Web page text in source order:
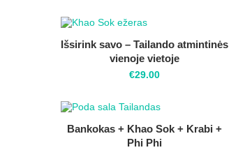
Išsirink savo – Tailando atmintinės
vienoje vietoje
€29.00
Bankokas + Khao Sok + Krabi +
Phi Phi